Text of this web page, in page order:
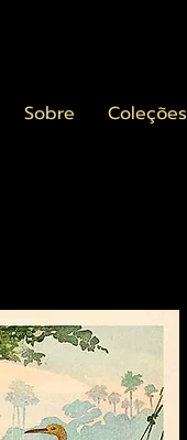
Sobre Coleções